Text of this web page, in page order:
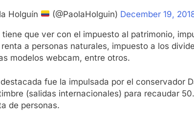
Holguín (@PaolaHolguin) December 19,
tiene que ver con el impuesto al patrimonio,
a personas naturales, impuesto a los
modelos webcam, entre otros.
fue la impulsada por el conservador
(salidas internacionales) para recaudar
de personas.